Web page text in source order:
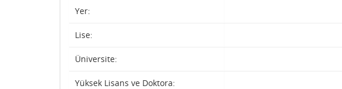
Yer:
Lise:
Üniversite:
Yüksek Lisans ve Doktora: